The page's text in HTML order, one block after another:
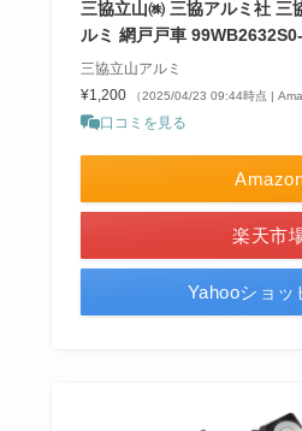
三協立山㈱ 三協アルミ社 三
ルミ 網戸戸車
三協立山アルミ
¥1,200
（2025/04/23 09:44時点 |
口コミを見る
楽天市
Yahooショッ